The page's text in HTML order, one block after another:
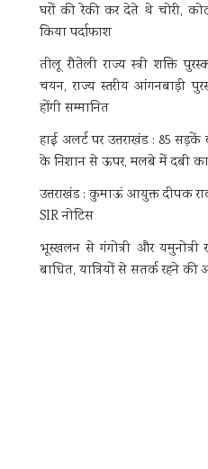
घरों की रेकी कर देते थे चोरी,
किया पर्दाफाश
तीलू रौतेली राज्य स्त्री शक्ति
चयन, राज्य स्तरीय आंगनबाड़ी
होंगी सम्मानित
हाई अलर्ट पर उत्तराखंड : 85
के निशान से ऊपर, मलबे में दबी
उत्तराखंड : कुमाऊं आयुक्त दीपक
SIR नोटिस
भूस्खलन से गंगोत्री और यमुनोत्री
बाधित, यात्रियों से सतर्क रहने की